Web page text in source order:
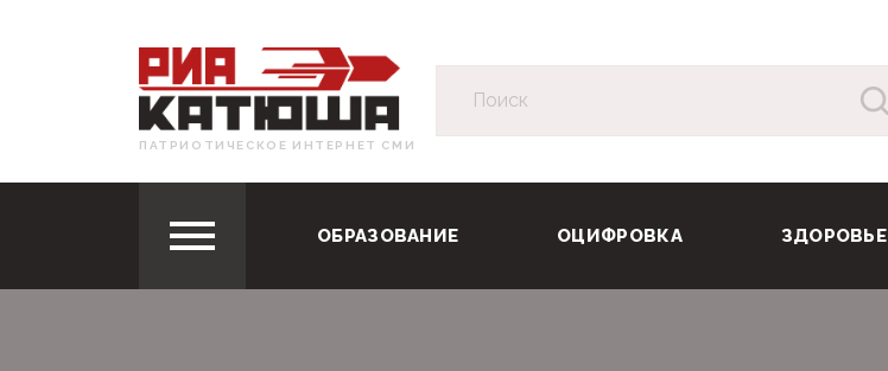
ПАТРИОТИЧЕСКОЕ ИНТЕРНЕТ СМИ
ОБРАЗОВАНИЕ ОЦИФРОВКА ЗДОРОВЬЕ